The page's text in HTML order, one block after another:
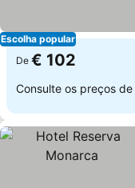
Escolha popular
De € 102
Consulte os preços de